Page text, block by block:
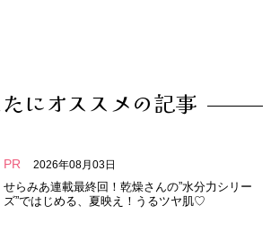
にオススメの記事
PR 2026年08月03日
せらみあ連載最終回！乾燥さんの”水分力シリー
ズ”ではじめる、夏映え！うるツヤ肌♡